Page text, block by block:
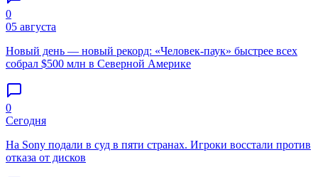
0
05 августа
Новый день — новый рекорд: «Человек-паук» быстрее всех
собрал $500 млн в Северной Америке
0
Сегодня
На Sony подали в суд в пяти странах. Игроки восстали против
отказа от дисков